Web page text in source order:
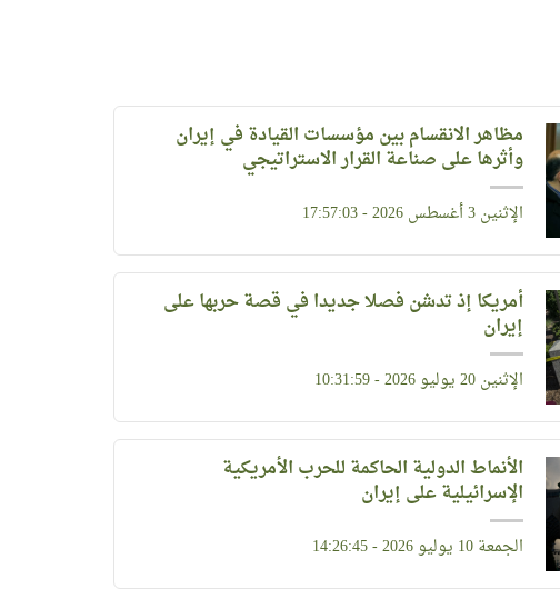
مظاهر الانقسام بين مؤسسات القيادة في إيران
وأثرها على صناعة القرار الاستراتيجي
الإثنين 3 أغسطس 2026 - 17:57:03
أمريكا إذ تدشن فصلا جديدا في قصة حربها على
إيران
الإثنين 20 يوليو 2026 - 10:31:59
الأنماط الدولية الحاكمة للحرب الأمريكية
الإسرائيلية على إيران
الجمعة 10 يوليو 2026 - 14:26:45